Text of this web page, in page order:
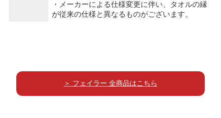
・メーカーによる仕様変更に伴い、タオルの縁
が従来の仕様と異なるものがございます。
＞ フェイラー 全商品はこちら